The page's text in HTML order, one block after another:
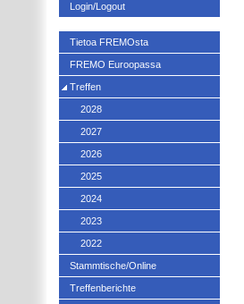
Login/Logout
Tietoa FREMOsta
FREMO Euroopassa
Treffen
2028
2027
2026
2025
2024
2023
2022
Stammtische/Online
Treffenberichte